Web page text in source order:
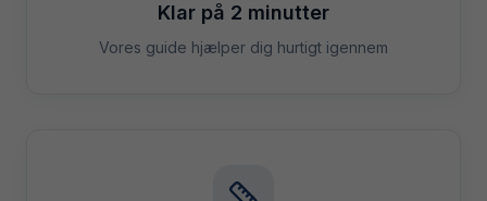
Klar på 2 minutter
Vores guide hjælper dig hurtigt igennem